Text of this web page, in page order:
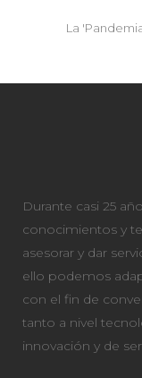
La
Durante casi 25
conocimientos y
asesorar y dar
ello podemos
con el fin de
tanto a nivel
innovación y de